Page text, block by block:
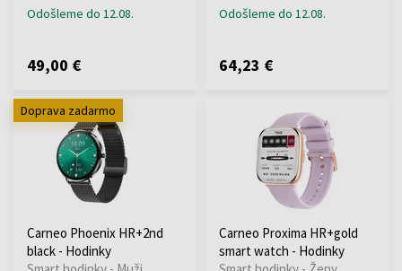
Odošleme do 12.08.
49,00 €
Odošleme do 12.08.
64,23 €
Doprava zadarmo
Carneo Phoenix HR+2nd
black - Hodinky
Carneo Proxima HR+gold
smart watch - Hodinky